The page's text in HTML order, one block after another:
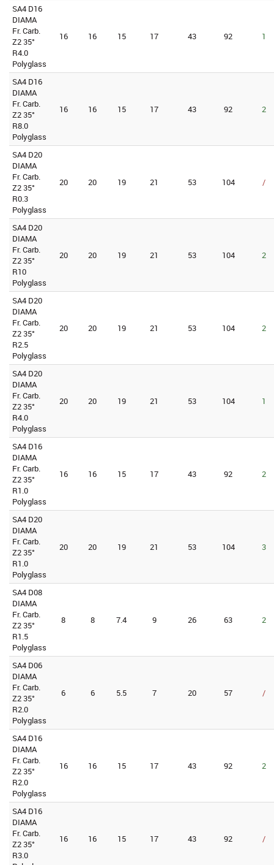
SA4 D16
DIAMA
Fr. Carb.
Z2 35°
R4.0
Polyglass
16 16 15 17 43 92 1
SA4 D16
DIAMA
Fr. Carb.
Z2 35°
R8.0
Polyglass
16 16 15 17 43 92 2
SA4 D20
DIAMA
Fr. Carb.
Z2 35°
R0.3
Polyglass
20 20 19 21 53 104 /
SA4 D20
DIAMA
Fr. Carb.
Z2 35°
R10
Polyglass
20 20 19 21 53 104 2
SA4 D20
DIAMA
Fr. Carb.
Z2 35°
R2.5
Polyglass
20 20 19 21 53 104 2
SA4 D20
DIAMA
Fr. Carb.
Z2 35°
R4.0
Polyglass
20 20 19 21 53 104 1
SA4 D16
DIAMA
Fr. Carb.
Z2 35°
R1.0
Polyglass
16 16 15 17 43 92 2
SA4 D20
DIAMA
Fr. Carb.
Z2 35°
R1.0
Polyglass
20 20 19 21 53 104 3
SA4 D08
DIAMA
Fr. Carb.
Z2 35°
R1.5
Polyglass
8 8 7.4 9 26 63 2
SA4 D06
DIAMA
Fr. Carb.
Z2 35°
R2.0
Polyglass
6 6 5.5 7 20 57 /
SA4 D16
DIAMA
Fr. Carb.
Z2 35°
R2.0
Polyglass
16 16 15 17 43 92 2
SA4 D16
DIAMA
Fr. Carb.
Z2 35°
R3.0
16 16 15 17 43 92 /